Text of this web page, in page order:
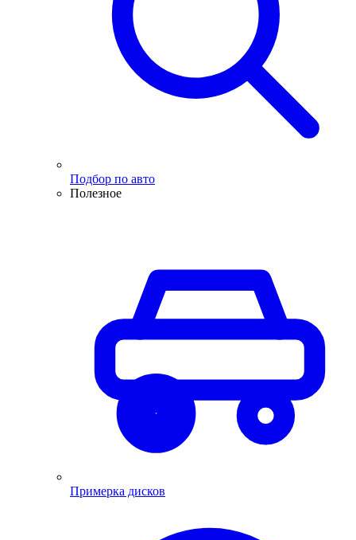
Подбор по авто
Полезное
Примерка дисков